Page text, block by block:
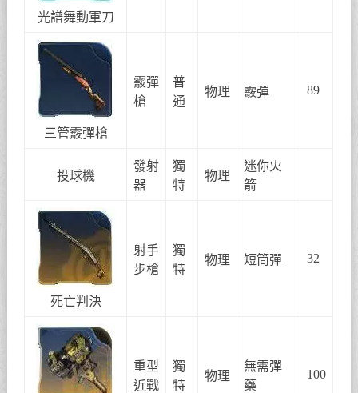
光譜舞動軍刀
三管霰彈槍
霰彈
槍
普
通
物理 霰彈 89
投球機
發射
器
獨
特
物理
迷你火
箭
死亡判決
射手
步槍
獨
特
物理 短筒彈 32
重型
近戰
獨
特
物理
無需彈
藥
100